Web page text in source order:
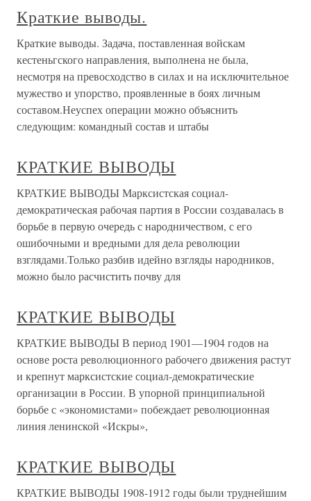
Краткие выводы.
Краткие выводы. Задача, поставленная войскам
кестеньгского направления, выполнена не была,
несмотря на превосходство в силах и на исключительное
мужество и упорство, проявленные в боях личным
составом.Неуспех операции можно объяснить
следующим: командный состав и штабы
КРАТКИЕ ВЫВОДЫ
КРАТКИЕ ВЫВОДЫ Марксистская социал-
демократическая рабочая партия в России создавалась в
борьбе в первую очередь с народничеством, с его
ошибочными и вредными для дела революции
взглядами.Только разбив идейно взгляды народников,
можно было расчистить почву для
КРАТКИЕ ВЫВОДЫ
КРАТКИЕ ВЫВОДЫ В период 1901—1904 годов на
основе роста революционного рабочего движения растут
и крепнут марксистские социал-демократические
организации в России. В упорной принципиальной
борьбе с «экономистами» побеждает революционная
линия ленинской «Искры»,
КРАТКИЕ ВЫВОДЫ
КРАТКИЕ ВЫВОДЫ 1908-1912 годы были труднейшим